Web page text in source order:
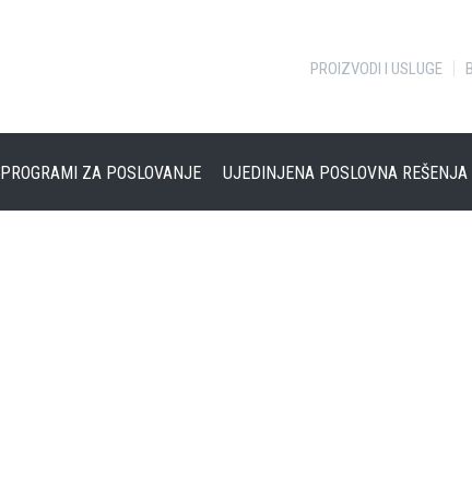
PROIZVODI I USLUGE
PROGRAMI ZA POSLOVANJE UJEDINJENA POSLOVNA REŠENJA